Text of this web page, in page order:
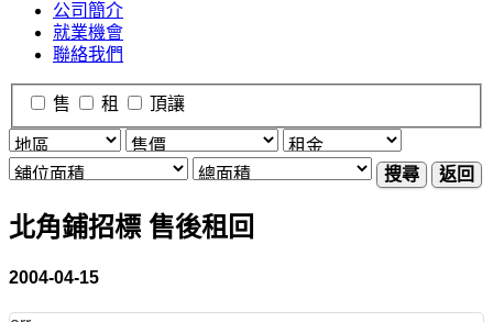
公司簡介
就業機會
聯絡我們
售 租 頂讓
搜尋 返回
北角鋪招標 售後租回
2004-04-15